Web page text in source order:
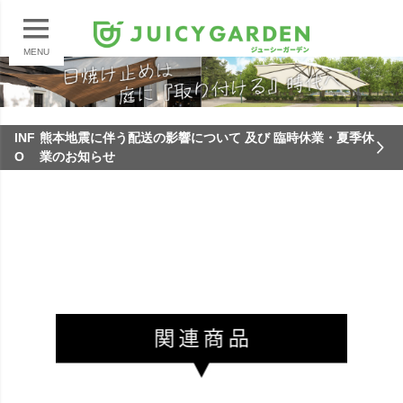
MENU
INF
O
熊本地震に伴う配送の影響について 及び 臨時休業・夏季休
業のお知らせ